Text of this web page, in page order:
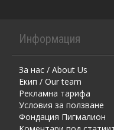
Информация
За нас / About Us
Екип / Our team
Рекламна тарифа
Условия за ползване
Фондация Пигмалион